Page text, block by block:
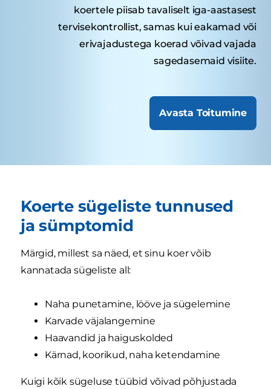
koertele piisab tavaliselt iga-aastasest
tervisekontrollist, samas kui eakamad või
erivajadustega koerad võivad vajada
sagedasemaid visiite.
Avasta Toitumine
Koerte sügeliste tunnused
ja sümptomid
Märgid, millest sa näed, et sinu koer võib
kannatada sügeliste all:
Naha punetamine, lööve ja sügelemine
Karvade väjalangemine
Haavandid ja haiguskolded
Kärnad, koorikud, naha ketendamine
Kuigi kõik sügeluse tüübid võivad põhjustada